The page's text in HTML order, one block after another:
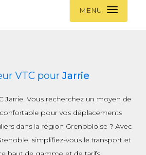
MENU
VTC pourJarrie
Jarrie .Vous recherchez un moyen de
pour vos déplacements
dans la région Grenobloise ? Avec
simplifiez-vous le transport et